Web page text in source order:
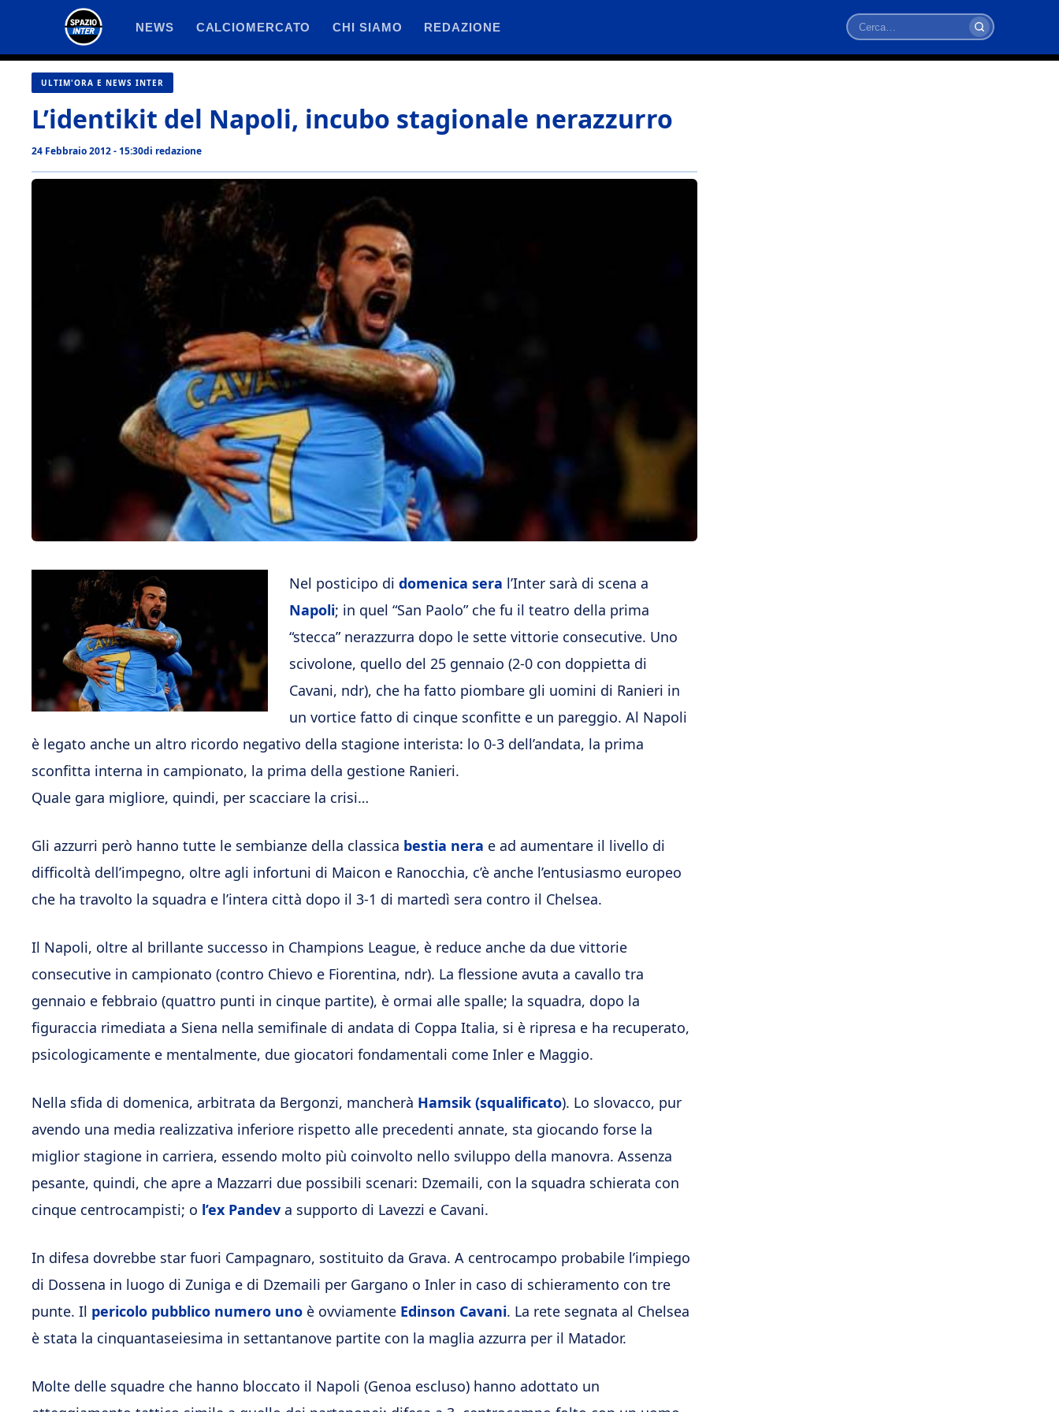
contenuto
NEWS CALCIOMERCATO CHI SIAMO REDAZIONE
Cerca
ULTIM'ORA E NEWS INTER
L’identikit del Napoli, incubo stagionale nerazzurro
24 Febbraio 2012 - 15:30di redazione
Nel posticipo di domenica sera l’Inter sarà di scena a
Napoli; in quel “San Paolo” che fu il teatro della prima
“stecca” nerazzurra dopo le sette vittorie consecutive. Uno
scivolone, quello del 25 gennaio (2-0 con doppietta di
Cavani, ndr), che ha fatto piombare gli uomini di Ranieri in
un vortice fatto di cinque sconfitte e un pareggio. Al Napoli
è legato anche un altro ricordo negativo della stagione interista: lo 0-3 dell’andata, la prima
sconfitta interna in campionato, la prima della gestione Ranieri.
Quale gara migliore, quindi, per scacciare la crisi…
Gli azzurri però hanno tutte le sembianze della classica bestia nera e ad aumentare il livello di
difficoltà dell’impegno, oltre agli infortuni di Maicon e Ranocchia, c’è anche l’entusiasmo europeo
che ha travolto la squadra e l’intera città dopo il 3-1 di martedì sera contro il Chelsea.
Il Napoli, oltre al brillante successo in Champions League, è reduce anche da due vittorie
consecutive in campionato (contro Chievo e Fiorentina, ndr). La flessione avuta a cavallo tra
gennaio e febbraio (quattro punti in cinque partite), è ormai alle spalle; la squadra, dopo la
figuraccia rimediata a Siena nella semifinale di andata di Coppa Italia, si è ripresa e ha recuperato,
psicologicamente e mentalmente, due giocatori fondamentali come Inler e Maggio.
Nella sfida di domenica, arbitrata da Bergonzi, mancherà Hamsik (squalificato). Lo slovacco, pur
avendo una media realizzativa inferiore rispetto alle precedenti annate, sta giocando forse la
miglior stagione in carriera, essendo molto più coinvolto nello sviluppo della manovra. Assenza
pesante, quindi, che apre a Mazzarri due possibili scenari: Dzemaili, con la squadra schierata con
cinque centrocampisti; o l’ex Pandev a supporto di Lavezzi e Cavani.
In difesa dovrebbe star fuori Campagnaro, sostituito da Grava. A centrocampo probabile l’impiego
di Dossena in luogo di Zuniga e di Dzemaili per Gargano o Inler in caso di schieramento con tre
punte. Il pericolo pubblico numero uno è ovviamente Edinson Cavani. La rete segnata al Chelsea
è stata la cinquantaseiesima in settantanove partite con la maglia azzurra per il Matador.
Molte delle squadre che hanno bloccato il Napoli (Genoa escluso) hanno adottato un